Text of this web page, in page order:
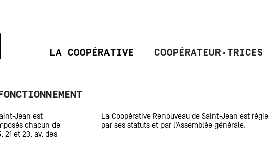
LA COOPÉRATIVE COOPÉRATEUR·TRICES
Jean est
chacun de
21 et 23, av. des
La Coopérative Renouveau de Saint-Jean est régie
par ses statuts et par l’Assemblée générale.